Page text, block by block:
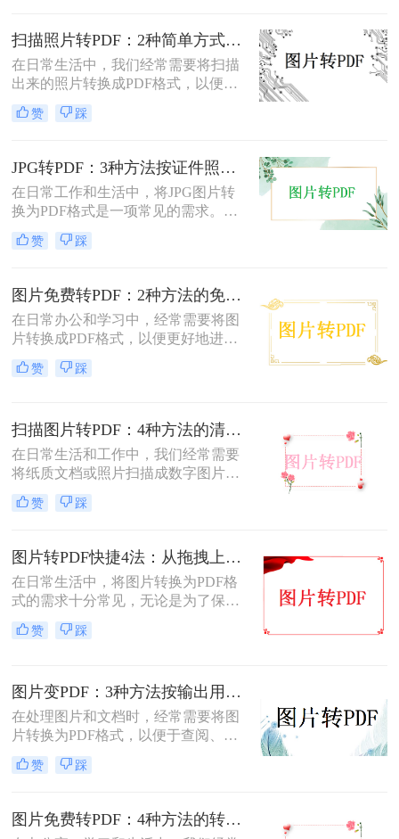
方法。
扫描照片转PDF：2种简单方式在身份证和合同上的操作差异！
在日常生活中，我们经常需要将扫描
出来的照片转换成PDF格式，以便于
分享、存储和管理。那么扫描出来的
照片怎么转成pdf呢？本文将介绍两种
赞 踩
JPG转PDF：3种方法按证件照、截图和风景照分别推荐！
在日常工作和生活中，将JPG图片转
换为PDF格式是一项常见的需求。
PDF格式具有跨平台兼容性、易于阅
读和保护隐私等优点，因此广泛应用
转换pdf呢？本文将介绍三种将JPG图
片转换为PDF的方法。
赞 踩
图片免费转PDF：2种方法的免费额度、水印和画质对比！
在日常办公和学习中，经常需要将图
片转换成PDF格式，以便更好地进行
分享、打印或存档。那么如何把图片
转换成pdf格式免费呢？本文将介绍两
赞 踩
扫描图片转PDF：4种方法的清晰度和文件体积对比!
在日常生活和工作中，我们经常需要
将纸质文档或照片扫描成数字图片，
并进一步将这些图片转换成PDF格
式，以便于分享、存储和查阅。那么
介绍四种将扫描图片转换成PDF的方
法。
赞 踩
图片转PDF快捷4法：从拖拽上传到批量导出的操作流程！
在日常生活中，将图片转换为PDF格
式的需求十分常见，无论是为了保存
照片、制作电子相册，还是为了提交
报告和简历中的图片资料。那么图片
完成图片到PDF的转换。
赞 踩
图片变PDF：3种方法按输出用途（打印/存档/分享）选！
在处理图片和文档时，经常需要将图
片转换为PDF格式，以便于查阅、分
享或存档。那么如何把图片变成pdf
呢？本文将介绍三种常用的图片转
赞 踩
图片免费转PDF：4种方法的转换速度和画质损失对比！